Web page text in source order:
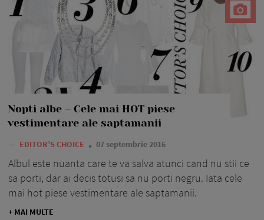
Nopti albe – Cele mai HOT piese
vestimentare ale saptamanii
— EDITOR’S CHOICE 07 septembrie 2016
Albul este nuanta care te va salva atunci cand nu stii ce
sa porti, dar ai decis totusi sa nu porti negru. Iata cele
mai hot piese vestimentare ale saptamanii.
+ MAI MULTE